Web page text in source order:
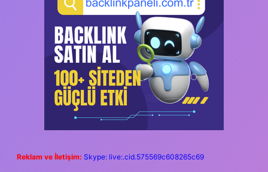
Reklam ve İletişim: Skype: live:.cid.575569c608265c69